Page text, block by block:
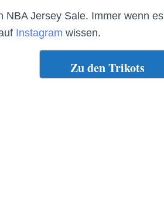
NBA Jersey Sale. Immer wenn es
Instagram wissen.
Zu den Trikots